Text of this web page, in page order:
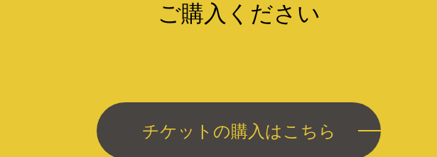
ご購入ください
チケットの購入はこちら